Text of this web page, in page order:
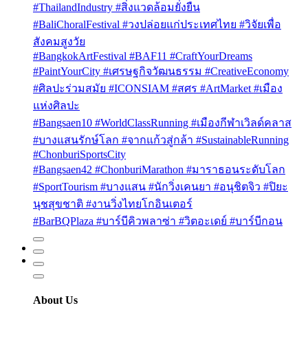
#ThailandIndustry #สิ่งแวดล้อมยั่งยืน
#BaliChoralFestival #วงปล่อยแก่ประเทศไทย #วิจัยเพื่อ
สังคมสูงวัย
#BangkokArtFestival #BAF11 #CraftYourDreams
#PaintYourCity #เศรษฐกิจวัฒนธรรม #CreativeEconomy
#ศิลปะร่วมสมัย #ICONSIAM #สศร #ArtMarket #เมือง
แห่งศิลปะ
#Bangsaen10 #WorldClassRunning #เมืองกีฬาเวิลด์คลาส
#บางแสนรักษ์โลก #จากแก้วสู่กล้า #SustainableRunning
#ChonburiSportsCity
#Bangsaen42 #ChonburiMarathon #มาราธอนระดับโลก
#SportTourism #บางแสน #นักวิ่งเคนยา #อนุชิตจิว #ปิยะ
นุชสุขชาติ #งานวิ่งไทยโกอินเตอร์
#BarBQPlaza #บาร์บีคิวพลาซ่า #วิตอะเดย์ #บาร์บีกอน
About Us